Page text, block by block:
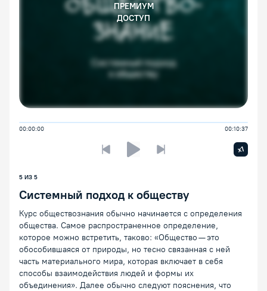
ПРЕМИУМ
ДОСТУП
00:00:00 00:10:37
Предыдущая лекцияСледующая лекция
x1
5 ИЗ 5
Системный подход к обществу
Курс обществознания обычно начинается с определения
общества. Самое распространенное определение,
которое можно встретить, таково: «Общество — это
обособившаяся от природы, но тесно связанная с ней
часть материального мира, которая включает в себя
способы взаимодействия людей и формы их
объединения». Далее обычно следуют пояснения, что